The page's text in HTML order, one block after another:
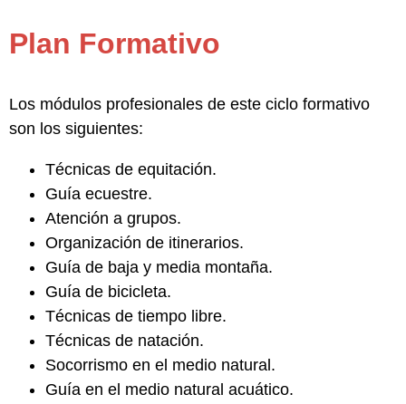
Plan Formativo
Los módulos profesionales de este ciclo formativo
son los siguientes:
Técnicas de equitación.
Guía ecuestre.
Atención a grupos.
Organización de itinerarios.
Guía de baja y media montaña.
Guía de bicicleta.
Técnicas de tiempo libre.
Técnicas de natación.
Socorrismo en el medio natural.
Guía en el medio natural acuático.